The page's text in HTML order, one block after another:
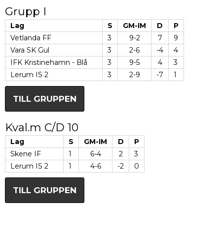
Grupp I
Lag S GM-IM D
P
Vetlanda FF
3 9-2 7
9
Vara SK Gul
3 2-6 -4
4
IFK Kristinehamn - Blå
3 9-5 4
3
Lerum IS 2
3 2-9 -7 1
TILL GRUPPEN
Kval.m C/D 10
Lag S GM-IM D
P
Skene IF
1 6-4 2
3
Lerum IS 2
1 4-6 -2 0
TILL GRUPPEN